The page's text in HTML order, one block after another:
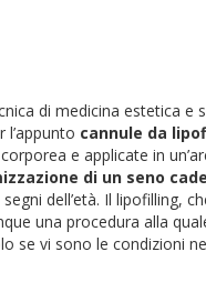
di medicina estetica e
cannule da
e applicate in
di un seno
dell’età. Il lipofilling,
una procedura alla
se vi sono le condizioni